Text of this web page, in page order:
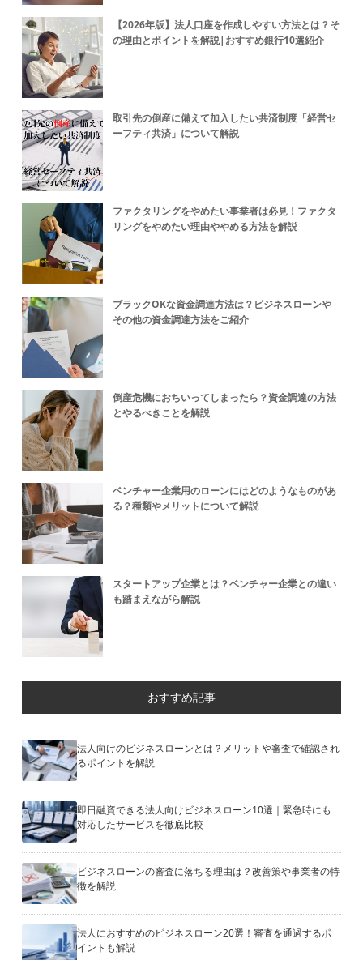
【2026年版】法人口座を作成しやすい方法とは？そ
の理由とポイントを解説|おすすめ銀行10選紹介
取引先の倒産に備えて加入したい共済制度「経営セ
ーフティ共済」について解説
ファクタリングをやめたい事業者は必見！ファクタ
リングをやめたい理由ややめる方法を解説
ブラックOKな資金調達方法は？ビジネスローンや
その他の資金調達方法をご紹介
倒産危機におちいってしまったら？資金調達の方法
とやるべきことを解説
ベンチャー企業用のローンにはどのようなものがあ
る？種類やメリットについて解説
スタートアップ企業とは？ベンチャー企業との違い
も踏まえながら解説
おすすめ記事
法人向けのビジネスローンとは？メリットや審査で確認され
るポイントを解説
即日融資できる法人向けビジネスローン10選｜緊急時にも
対応したサービスを徹底比較
ビジネスローンの審査に落ちる理由は？改善策や事業者の特
徴を解説
法人におすすめのビジネスローン20選！審査を通過するポ
イントも解説